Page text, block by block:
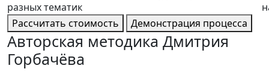
разных тематик
Рассчитать стоимость
Демонстрация процесса
Авторская методика Дмитрия
Горбачёва